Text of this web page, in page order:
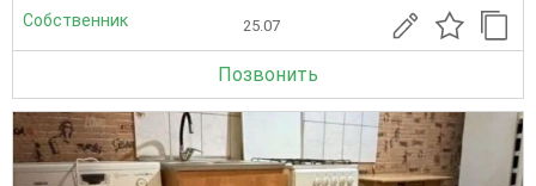
Собственник 25.07
Позвонить